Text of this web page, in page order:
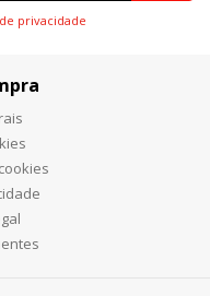
privacidade